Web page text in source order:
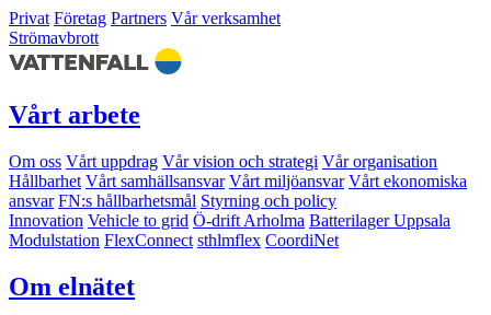
Privat Företag Partners Vår verksamhet
Strömavbrott
Vårt arbete
Om oss Vårt uppdrag Vår vision och strategi Vår organisation
Hållbarhet Vårt samhällsansvar Vårt miljöansvar Vårt ekonomiska
ansvar FN:s hållbarhetsmål Styrning och policy
Innovation Vehicle to grid Ö-drift Arholma Batterilager Uppsala
Modulstation FlexConnect sthlmflex CoordiNet
Om elnätet